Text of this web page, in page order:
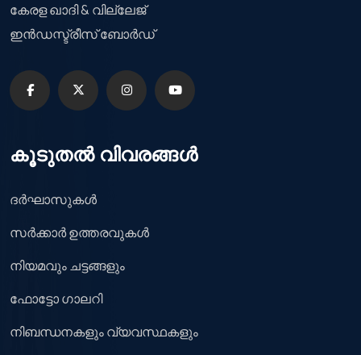
കേരള ഖാദി & വില്ലേജ്
ഇൻഡസ്ട്രീസ് ബോർഡ്
കൂടുതൽ വിവരങ്ങൾ
ദർഘാസുകൾ
സർക്കാർ ഉത്തരവുകൾ
നിയമവും ചട്ടങ്ങളും
ഫോട്ടോ ഗാലറി
നിബന്ധനകളും വ്യവസ്ഥകളും